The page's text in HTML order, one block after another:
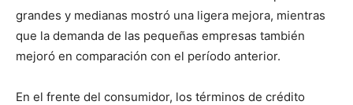
grandes y medianas mostró una ligera mejora, mientras
que la demanda de las pequeñas empresas también
mejoró en comparación con el período anterior.
En el frente del consumidor, los términos de crédito